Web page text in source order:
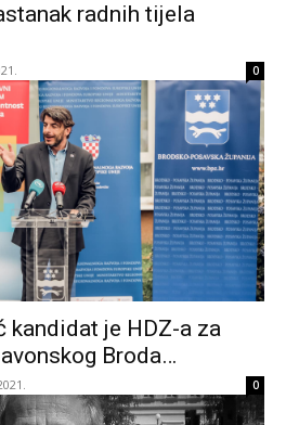
radnih tijela
0
kandidat je HDZ-a za
Broda…
0